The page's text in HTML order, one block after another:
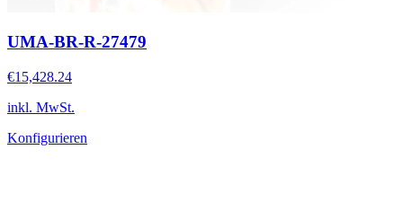
UMA-BR-R-27479
€15,428.24
inkl. MwSt.
Konfigurieren